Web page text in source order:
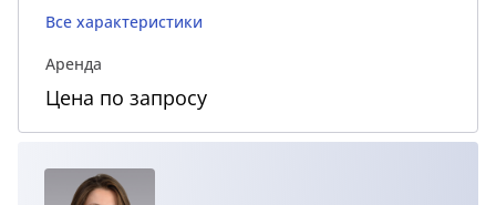
Все характеристики
Аренда
Цена по запросу